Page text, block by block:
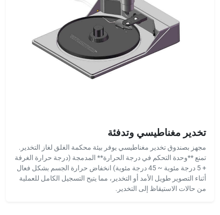
تخدير مغناطيسي وتدفئة
مجهز بصندوق تخدير مغناطيسي يوفر بيئة محكمة الغلق لغاز التخدير.
تمنع **وحدة التحكم في درجة الحرارة** المدمجة (درجة حرارة الغرفة
+ 5 درجة مئوية ~ 45 درجة مئوية) انخفاض حرارة الجسم بشكل فعال
أثناء التصوير طويل الأمد أو التخدير، مما يتيح التسجيل الكامل للعملية
من حالات الاستيقاظ إلى التخدير.